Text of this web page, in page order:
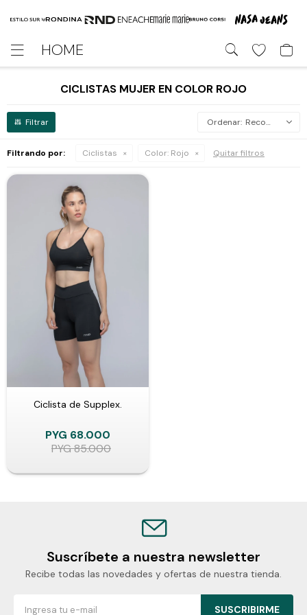
HOME

CICLISTAS MUJER EN COLOR ROJO
Recomendados
Filtrando por: Ciclistas Color: Rojo Quitar filtros
Ciclista de Supplex.
PYG 68.000
PYG85.000
Suscríbete a nuestra newsletter
Recibe todas las novedades y ofertas de nuestra tienda.
SUSCRIBIRME